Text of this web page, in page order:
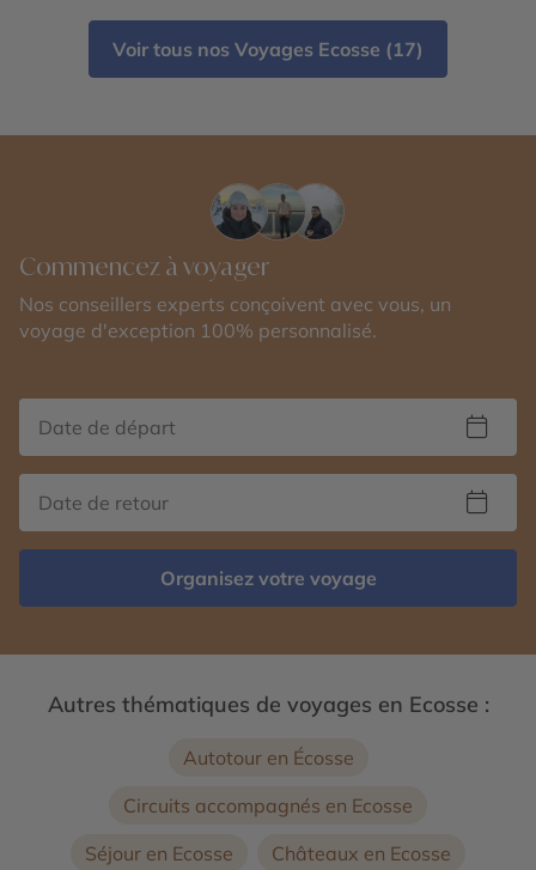
de Balmoral - Loch Ness
Voir tous nos Voyages Ecosse (17)
Commencez à voyager
Nos conseillers experts conçoivent avec vous, un
voyage d'exception 100% personnalisé.
Organisez votre voyage
Autres thématiques de voyages en Ecosse :
Autotour en Écosse
Circuits accompagnés en Ecosse
Séjour en Ecosse
Châteaux en Ecosse